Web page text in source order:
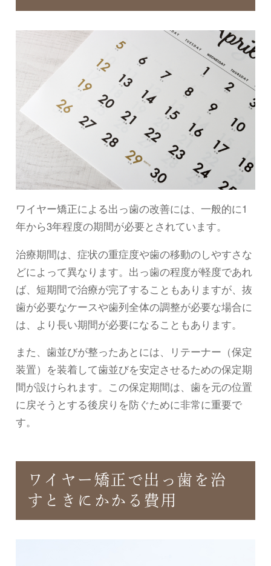
ワイヤー矯正による出っ歯の改善には、一般的に1
年から3年程度の期間が必要とされています。
治療期間は、症状の重症度や歯の移動のしやすさな
どによって異なります。出っ歯の程度が軽度であれ
ば、短期間で治療が完了することもありますが、抜
歯が必要なケースや歯列全体の調整が必要な場合に
は、より長い期間が必要になることもあります。
また、歯並びが整ったあとには、リテーナー（保定
装置）を装着して歯並びを安定させるための保定期
間が設けられます。この保定期間は、歯を元の位置
に戻そうとする後戻りを防ぐために非常に重要で
す。
ワイヤー矯正で出っ歯を治
すときにかかる費用